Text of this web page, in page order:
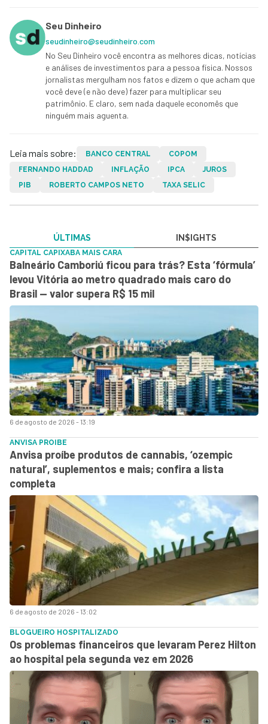
Seu Dinheiro
seudinheiro@seudinheiro.com
No Seu Dinheiro você encontra as melhores dicas, notícias
e análises de investimentos para a pessoa física. Nossos
jornalistas mergulham nos fatos e dizem o que acham que
você deve (e não deve) fazer para multiplicar seu
patrimônio. E claro, sem nada daquele economês que
ninguém mais aguenta.
Leia mais sobre: BANCO CENTRAL
COPOM
FERNANDO HADDAD
INFLAÇÃO IPCA
JUROS
PIB
ROBERTO CAMPOS NETO TAXA SELIC
ÚLTIMAS IN$IGHTS
6 de agosto de 2026 - 13:19
CAPITAL CAPIXABA MAIS CARA
Balneário Camboriú ficou para trás? Esta ‘fórmula’
levou Vitória ao metro quadrado mais caro do
Brasil — valor supera R$ 15 mil
6 de agosto de 2026 - 13:02
ANVISA PROIBE
Anvisa proíbe produtos de cannabis, ‘ozempic
natural’, suplementos e mais; confira a lista
completa
BLOGUEIRO HOSPITALIZADO
Os problemas financeiros que levaram Perez Hilton
ao hospital pela segunda vez em 2026